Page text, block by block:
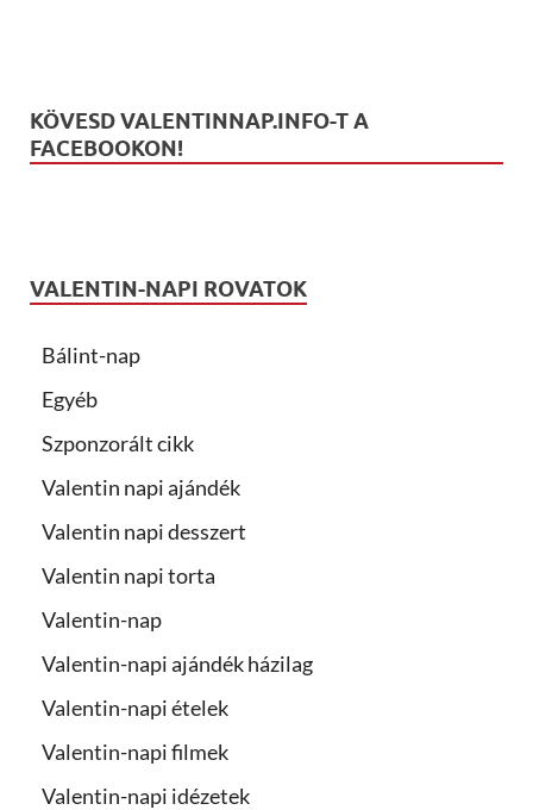
KÖVESD VALENTINNAP.INFO-T A
FACEBOOKON!
VALENTIN-NAPI ROVATOK
Bálint-nap
Egyéb
Szponzorált cikk
Valentin napi ajándék
Valentin napi desszert
Valentin napi torta
Valentin-nap
Valentin-napi ajándék házilag
Valentin-napi ételek
Valentin-napi filmek
Valentin-napi idézetek